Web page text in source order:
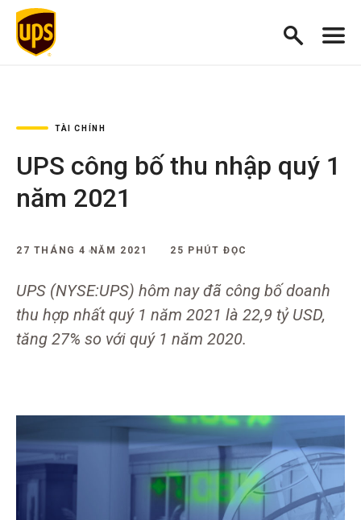
TÀI CHÍNH
UPS công bố thu nhập quý 1
năm 2021
27 THÁNG 4 NĂM 2021 25 PHÚT ĐỌC
UPS (NYSE:UPS) hôm nay đã công bố doanh
thu hợp nhất quý 1 năm 2021 là 22,9 tỷ USD,
tăng 27% so với quý 1 năm 2020.